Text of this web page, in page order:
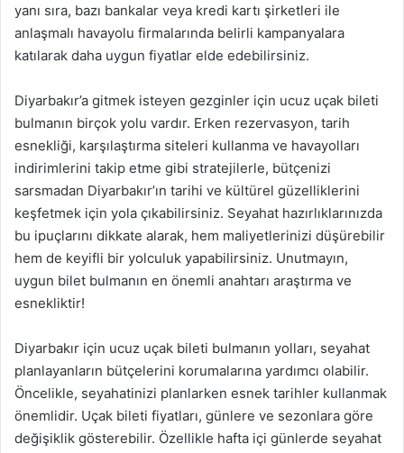
yanı sıra, bazı bankalar veya kredi kartı şirketleri ile
anlaşmalı havayolu firmalarında belirli kampanyalara
katılarak daha uygun fiyatlar elde edebilirsiniz.
Diyarbakır’a gitmek isteyen gezginler için ucuz uçak bileti
bulmanın birçok yolu vardır. Erken rezervasyon, tarih
esnekliği, karşılaştırma siteleri kullanma ve havayolları
indirimlerini takip etme gibi stratejilerle, bütçenizi
sarsmadan Diyarbakır’ın tarihi ve kültürel güzelliklerini
keşfetmek için yola çıkabilirsiniz. Seyahat hazırlıklarınızda
bu ipuçlarını dikkate alarak, hem maliyetlerinizi düşürebilir
hem de keyifli bir yolculuk yapabilirsiniz. Unutmayın,
uygun bilet bulmanın en önemli anahtarı araştırma ve
esnekliktir!
Diyarbakır için ucuz uçak bileti bulmanın yolları, seyahat
planlayanların bütçelerini korumalarına yardımcı olabilir.
Öncelikle, seyahatinizi planlarken esnek tarihler kullanmak
önemlidir. Uçak bileti fiyatları, günlere ve sezonlara göre
değişiklik gösterebilir. Özellikle hafta içi günlerde seyahat